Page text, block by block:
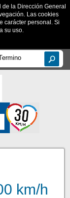
de la Dirección General
Las cookies
carácter personal. Si
su uso.
km/h